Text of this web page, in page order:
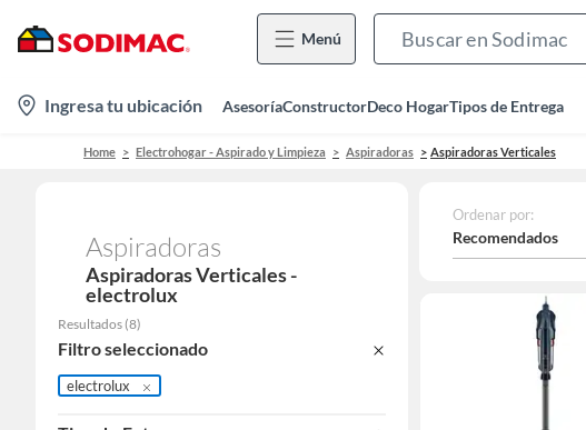
Menú
location-
icon
Ingresa tu ubicación AsesoríaConstructorDeco HogarTipos de Entrega
Home Electrohogar - Aspirado y Limpieza Aspiradoras Aspiradoras Verticales
Aspiradoras
Aspiradoras Verticales -
electrolux
Resultados (8)
Filtro seleccionado
electrolux
Ordenar por:
Recomendados